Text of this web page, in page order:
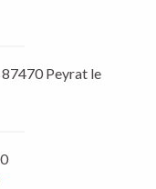
Peyrat le